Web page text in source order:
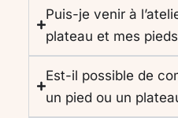
Puis-je venir à
plateau et mes
Est-il possible de
un pied ou un